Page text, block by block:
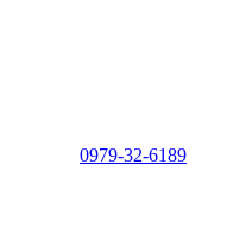
0979-32-6189